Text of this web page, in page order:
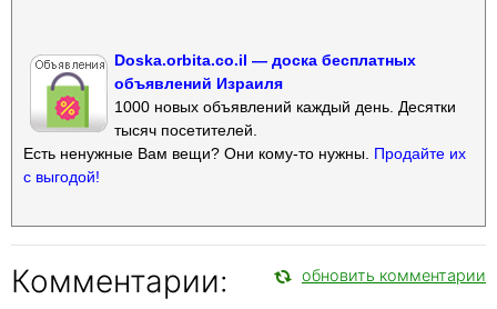
Doska.orbita.co.il — доска бесплатных
объявлений Израиля
1000 новых объявлений каждый день. Десятки
тысяч посетителей.
Есть ненужные Вам вещи? Они кому-то нужны. Продайте их
с выгодой!
Комментарии: обновить комментарии